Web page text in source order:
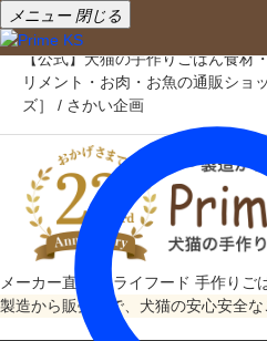
メニュー 閉じる
【公式】犬猫の手作りごはん食材
リメント・お肉・お魚の通販ショ
ズ］ / さかい企画
メーカー直売 ドライフード 手作りご
製造から販売まで、犬猫の安心安全